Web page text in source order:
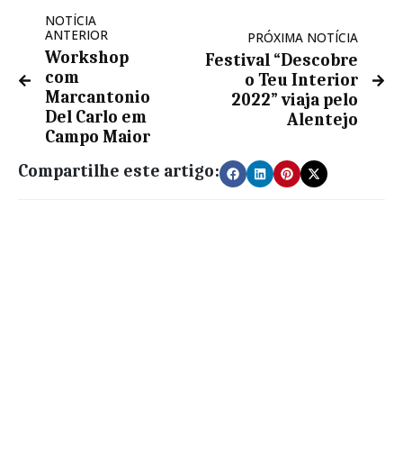
NOTÍCIA
ANTERIOR
Workshop
com
Marcantonio
Del Carlo em
Campo Maior
PRÓXIMA NOTÍCIA
Festival “Descobre
o Teu Interior
2022” viaja pelo
Alentejo
Compartilhe este artigo: